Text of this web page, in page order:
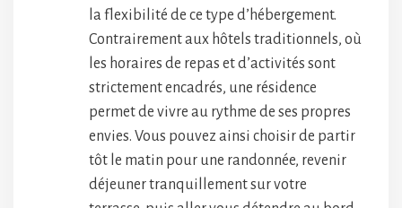
la flexibilité de ce type d’hébergement.
Contrairement aux hôtels traditionnels, où
les horaires de repas et d’activités sont
strictement encadrés, une résidence
permet de vivre au rythme de ses propres
envies. Vous pouvez ainsi choisir de partir
tôt le matin pour une randonnée, revenir
déjeuner tranquillement sur votre